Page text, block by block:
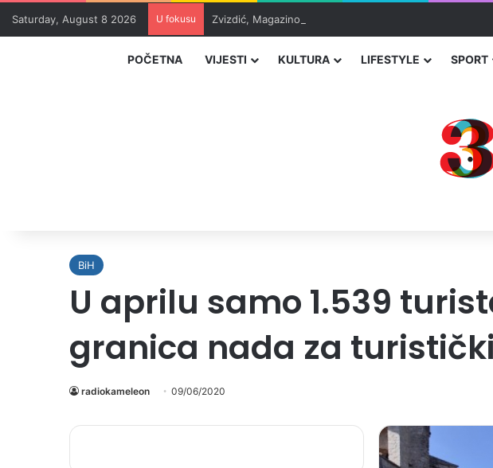
Saturday, August 8 2026 U fokusu Zvizdić, Magazinović i Kojović traže poseban status za
POČETNA VIJESTI KULTURA LIFESTYLE SPORT
BiH
U aprilu samo 1.539
granica nada za
radiokameleon 09/06/2020